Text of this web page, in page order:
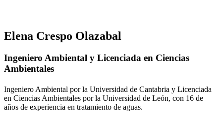
Elena Crespo Olazabal
Ingeniero Ambiental y Licenciada en Ciencias
Ambientales
Ingeniero Ambiental por la Universidad de Cantabria y Licenciada
en Ciencias Ambientales por la Universidad de León, con 16 de
años de experiencia en tratamiento de aguas.